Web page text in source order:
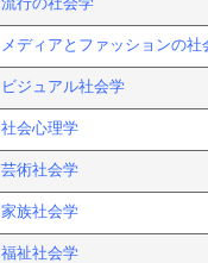
流行の社会学
メディアとファッションの社
ビジュアル社会学
社会心理学
芸術社会学
家族社会学
福祉社会学